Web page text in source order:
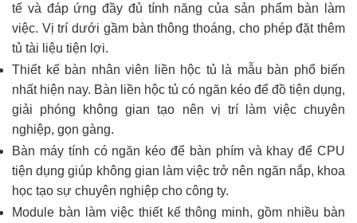
tế và đáp ứng đầy đủ tính năng của sản phẩm bàn làm
việc. Vị trí dưới gầm bàn thông thoáng, cho phép đặt thêm
tủ tài liệu tiện lợi.
Thiết kế bàn nhân viên liền hộc tủ là mẫu bàn phổ biến
nhất hiện nay. Bàn liền hộc tủ có ngăn kéo để đồ tiện dụng,
giải phóng không gian tạo nên vị trí làm việc chuyên
nghiệp, gọn gàng.
Bàn máy tính có ngăn kéo để bàn phím và khay để CPU
tiện dụng giúp không gian làm việc trở nên ngăn nắp, khoa
học tạo sự chuyên nghiệp cho công ty.
Module bàn làm việc thiết kế thông minh, gồm nhiều bàn